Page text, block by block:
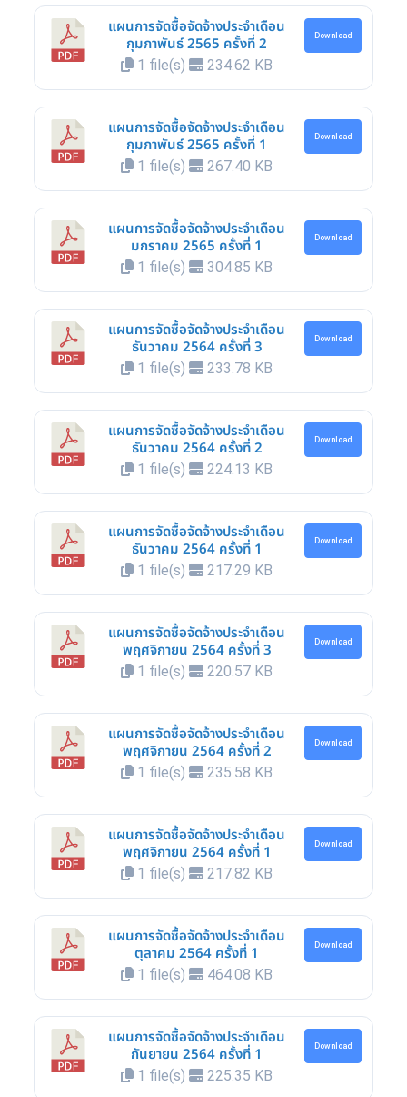
แผนการจัดซื้อจัดจ้างประจำเดือน
กุมภาพันธ์ 2565 ครั้งที่ 2
1 file(s) 234.62 KB
Download
แผนการจัดซื้อจัดจ้างประจำเดือน
กุมภาพันธ์ 2565 ครั้งที่ 1
1 file(s) 267.40 KB
Download
แผนการจัดซื้อจัดจ้างประจำเดือน
มกราคม 2565 ครั้งที่ 1
1 file(s) 304.85 KB
Download
แผนการจัดซื้อจัดจ้างประจำเดือน
ธันวาคม 2564 ครั้งที่ 3
1 file(s) 233.78 KB
Download
แผนการจัดซื้อจัดจ้างประจำเดือน
ธันวาคม 2564 ครั้งที่ 2
1 file(s) 224.13 KB
Download
แผนการจัดซื้อจัดจ้างประจำเดือน
ธันวาคม 2564 ครั้งที่ 1
1 file(s) 217.29 KB
Download
แผนการจัดซื้อจัดจ้างประจำเดือน
พฤศจิกายน 2564 ครั้งที่ 3
1 file(s) 220.57 KB
Download
แผนการจัดซื้อจัดจ้างประจำเดือน
พฤศจิกายน 2564 ครั้งที่ 2
1 file(s) 235.58 KB
Download
แผนการจัดซื้อจัดจ้างประจำเดือน
พฤศจิกายน 2564 ครั้งที่ 1
1 file(s) 217.82 KB
Download
แผนการจัดซื้อจัดจ้างประจำเดือน
ตุลาคม 2564 ครั้งที่ 1
1 file(s) 464.08 KB
Download
แผนการจัดซื้อจัดจ้างประจำเดือน
กันยายน 2564 ครั้งที่ 1
1 file(s) 225.35 KB
Download